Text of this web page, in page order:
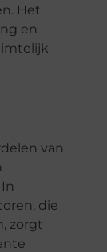
Het
en
van
die
zorgt